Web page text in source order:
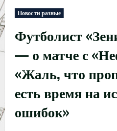
Новости разные
Футболист
— о матче с
«Жаль, что
есть время на
ошибок»